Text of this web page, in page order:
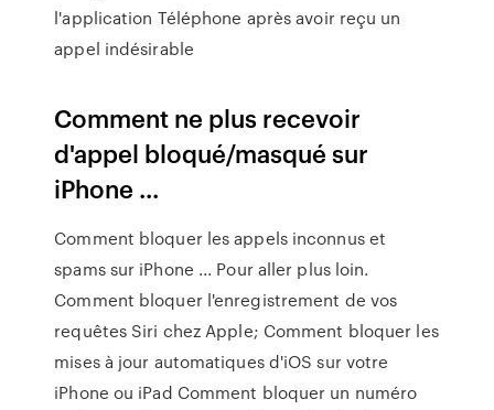
l'application Téléphone après avoir reçu un
appel indésirable
Comment ne plus recevoir
d'appel bloqué/masqué sur
iPhone ...
Comment bloquer les appels inconnus et
spams sur iPhone ... Pour aller plus loin.
Comment bloquer l'enregistrement de vos
requêtes Siri chez Apple; Comment bloquer les
mises à jour automatiques d'iOS sur votre
iPhone ou iPad Comment bloquer un numéro